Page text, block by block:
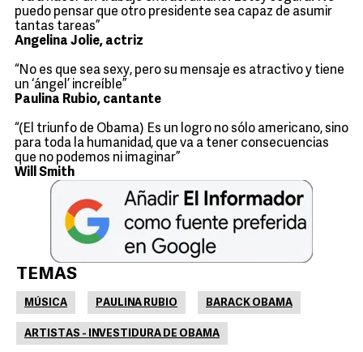
puedo pensar que otro presidente sea capaz de asumir
tantas tareas”
Angelina Jolie, actriz
“No es que sea sexy, pero su mensaje es atractivo y tiene
un ‘ángel’ increíble”
Paulina Rubio, cantante
“(El triunfo de Obama) Es un logro no sólo americano, sino
para toda la humanidad, que va a tener consecuencias
que no podemos ni imaginar”
Will Smith
TEMAS
MÚSICA PAULINA RUBIO BARACK OBAMA
ARTISTAS - INVESTIDURA DE OBAMA